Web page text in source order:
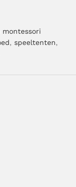
montessori
, speeltenten,